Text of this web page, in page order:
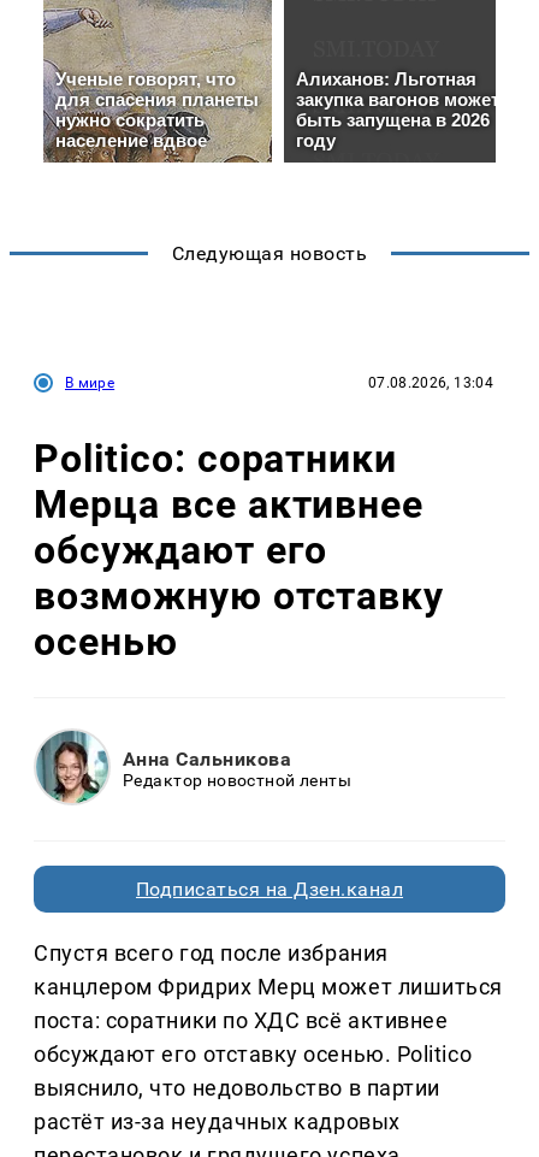
Следующая новость
В мире 07.08.2026, 13:04
Politico: соратники
Мерца все активнее
обсуждают его
возможную отставку
осенью
Анна Сальникова
Редактор новостной ленты
Подписаться на Дзен.канал
Спустя всего год после избрания
канцлером Фридрих Мерц может лишиться
поста: соратники по ХДС всё активнее
обсуждают его отставку осенью. Politico
выяснило, что недовольство в партии
растёт из-за неудачных кадровых